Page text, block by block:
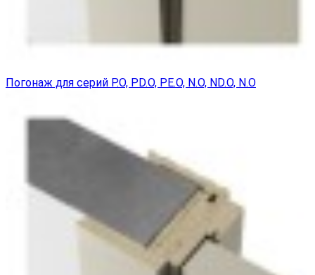
Погонаж для серий P.O, PD.O, PE.O, N.O, ND.O, N.O